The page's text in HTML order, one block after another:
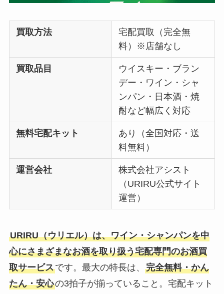
買取方法
宅配買取（完全無
料）※店舗なし
買取品目
ウイスキー・ブラン
デー・ワイン・シャ
ンパン・日本酒・焼
酎など幅広く対応
無料宅配キット
あり（全国対応・送
料無料）
運営会社
株式会社アシスト
（URIRU公式サイト
運営）
URIRU（ウリエル）は、ワイン・シャンパンを中
心にさまざまなお酒を取り扱う宅配専門のお酒買
取サービスです。最大の特長は、 完全無料・かん
たん・安心の3拍子が揃っていること。宅配キット